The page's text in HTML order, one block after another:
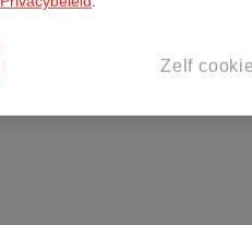
Zelf